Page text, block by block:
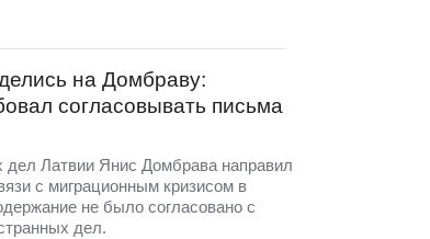
на Домбраву:
согласовывать письма
дел Латвии Янис Домбрава направил
с миграционным кризисом в
не было согласовано с
дел.